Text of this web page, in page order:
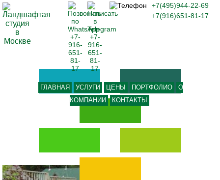
+7(495)944-22-69
+7(916)651-81-17
ГЛАВНАЯ УСЛУГИ ЦЕНЫ ПОРТФОЛИО
О
КОМПАНИИ
КОНТАКТЫ